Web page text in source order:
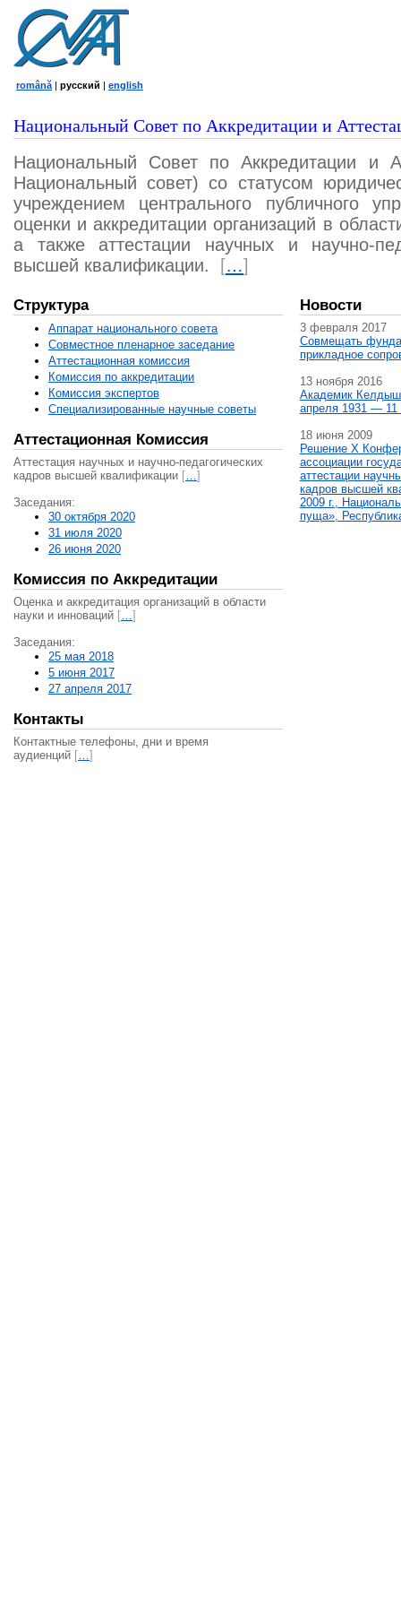
română | русский | english
Национальный Совет по Аккредитации и
Национальный Совет по Аккредитации и
Национальный совет) со статусом
учреждением центрального публичного
оценки и аккредитации организаций в
а также аттестации научных и научно-
высшей квалификации.
[…]
Структура
Аппарат национального совета
Совместное пленарное заседание
Аттестационная комисcия
Комиссия по аккредитации
Комиссия экспертов
Специализированные научные советы
Аттестационная Комиссия
Аттестация научных и научно-педагогических
кадров высшей квалификации […]
Заседания:
30 октября 2020
31 июля 2020
26 июня 2020
Комиссия по Аккредитации
Оценка и аккредитация организаций в области
науки и инноваций […]
Заседания:
25 мая 2018
5 июня 2017
27 апреля 2017
Контакты
Контактные телефоны, дни и время
аудиенций […]
Новости
3 февраля 2017
Совмещать
прикладное
13 ноября 2016
Академик
апреля 1931 — 11
18 июня 2009
Решение X
ассоциации
аттестации
кадров высшей
2009 г.,
пуща»,